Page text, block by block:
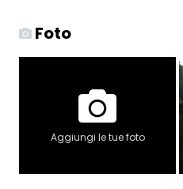
Foto
Aggiungi le tue foto